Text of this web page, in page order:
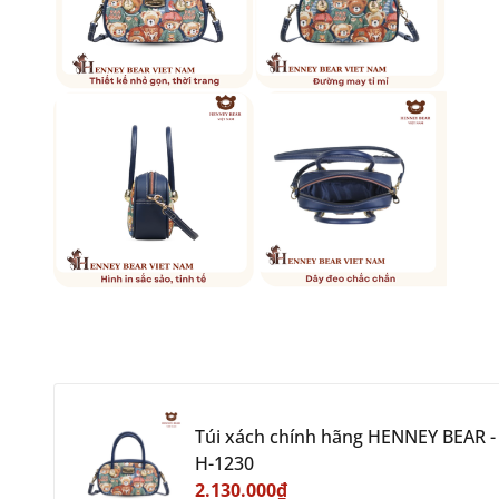
Túi xách chính hãng HENNEY BEAR -
H-1230
2.130.000₫